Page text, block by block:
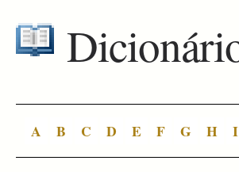
A B C D E F G H I